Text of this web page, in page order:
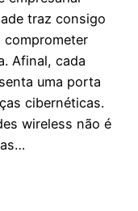
traz consigo
Afinal, cada
uma porta
cibernéticas.
wireless não é